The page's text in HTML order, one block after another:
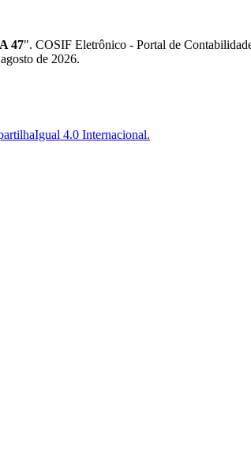
47". COSIF Eletrônico - Portal de
de 2026.
4.0 Internacional.